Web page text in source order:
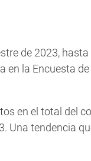
de 2023, hasta
la Encuesta
en el total del
Una tendencia